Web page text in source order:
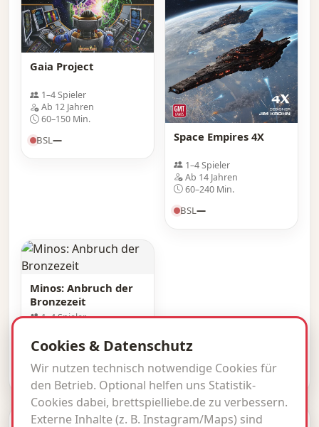
Gaia Project
1–4 Spieler
Ab 12 Jahren
60–150 Min.
BSL— Space Empires 4X
1–4 Spieler
Ab 14 Jahren
60–240 Min.
BSL—
Minos: Anbruch der
Bronzezeit
1–4 Spieler
90–150 Min.
BSL
Cookies & Datenschutz
Wir nutzen technisch notwendige Cookies für
den Betrieb. Optional helfen uns Statistik-
Cookies dabei, brettspielliebe.de zu verbessern.
Externe Inhalte (z. B. Instagram/Maps) sind